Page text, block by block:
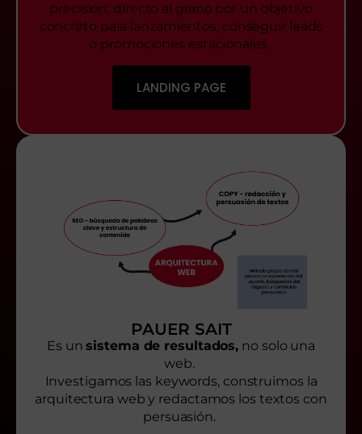
precisión; directo al grano por un objetivo
concreto para lanzamientos, conseguir leads
o promociones estacionales.
LANDING PAGE
PAUER SAIT
Es unsistema de resultados, no solo una
web.
Investigamos las keywords, construimos la
arquitectura web y redactamos los textos con
persuasión.